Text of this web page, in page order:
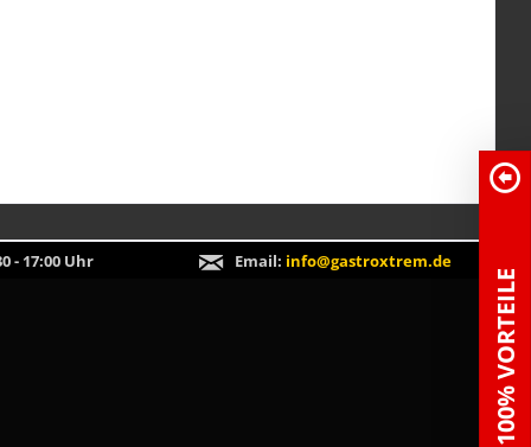
- 17:00 Uhr Email: info@gastroxtrem.de
100% VORTEILE